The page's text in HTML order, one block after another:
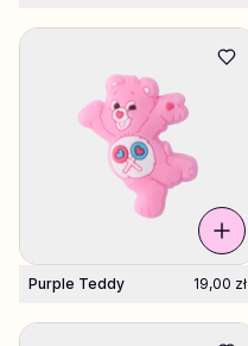
Purple Teddy 19,00 zł